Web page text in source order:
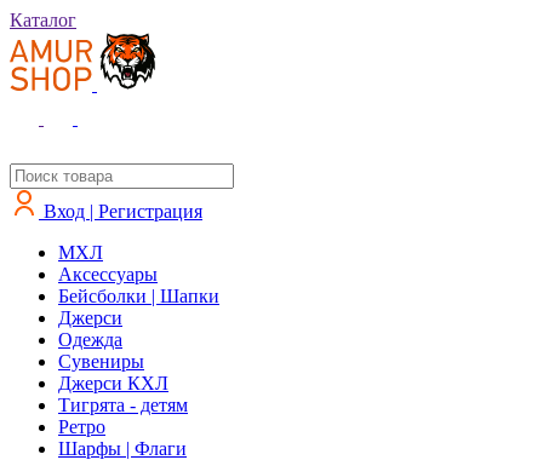
Каталог
Вход | Регистрация
MXЛ
Аксессуары
Бейсболки | Шапки
Джерси
Одежда
Сувениры
Джерси КХЛ
Тигрята - детям
Ретро
Шарфы | Флаги